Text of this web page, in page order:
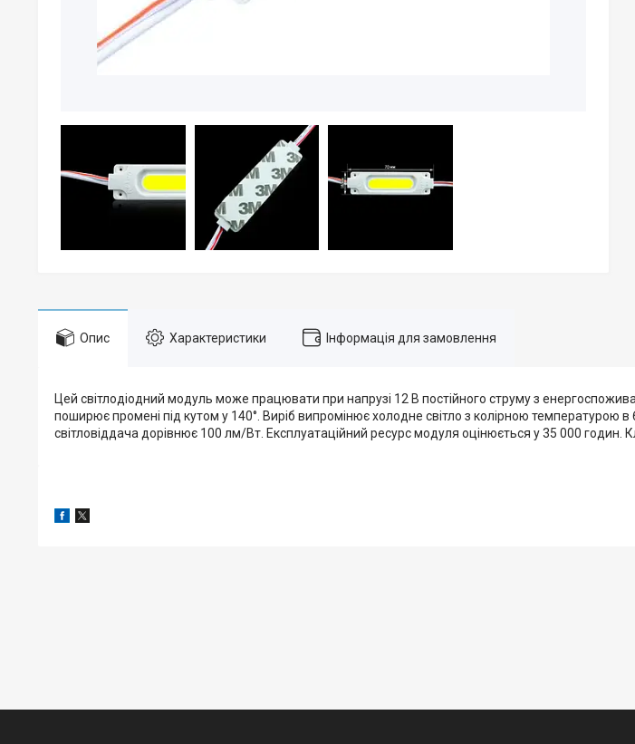
Опис Характеристики Інформація для замовлення
Цей світлодіодний модуль може працювати при напрузі 12 В постійного струму з
поширює промені під кутом у 140°. Виріб випромінює холодне світло з колірною температурою
світловіддача дорівнює 100 лм/Вт. Експлуатаційний ресурс модуля оцінюється у 35 000 годин.